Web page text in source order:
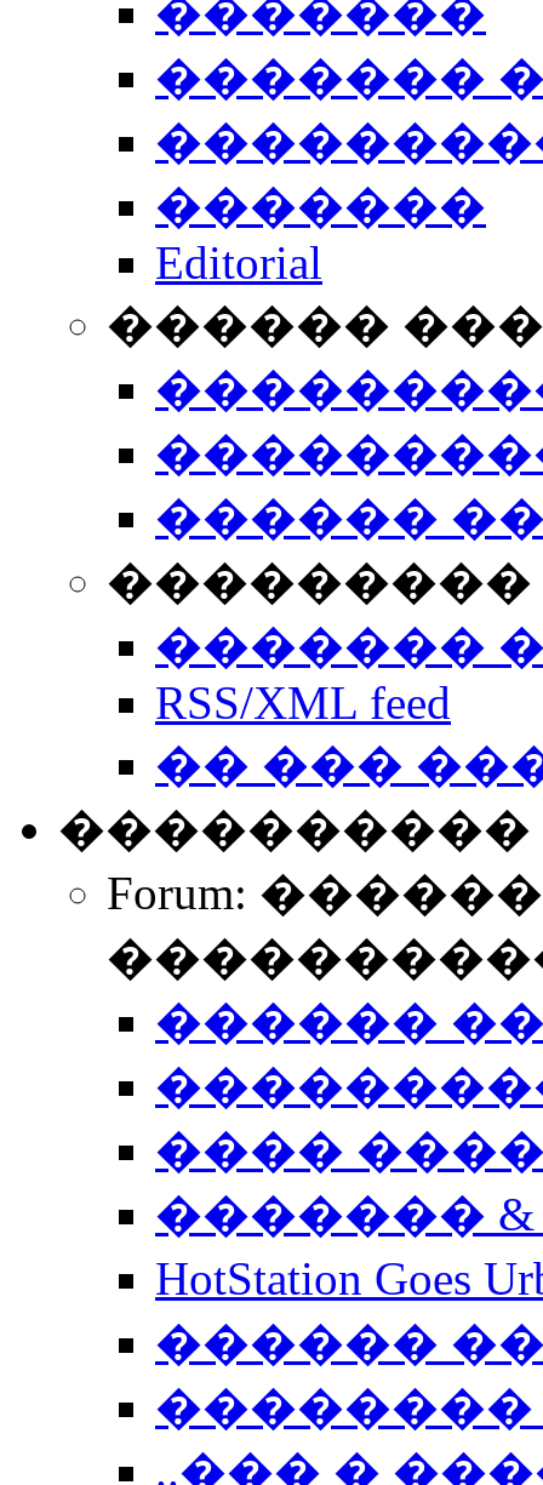
�������
�������
�������
Editorial
������
������
���������
�������
RSS/XML feed
�� ���
����������
Forum:
������
����
�������
HotStation
������
��������
..��� �